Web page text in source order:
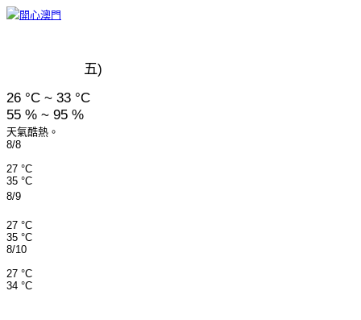
五)
26 °C ~ 33 °C
55 % ~ 95 %
天氣酷熱。
8/8
27 °C
35 °C
8/9
27 °C
35 °C
8/10
27 °C
34 °C